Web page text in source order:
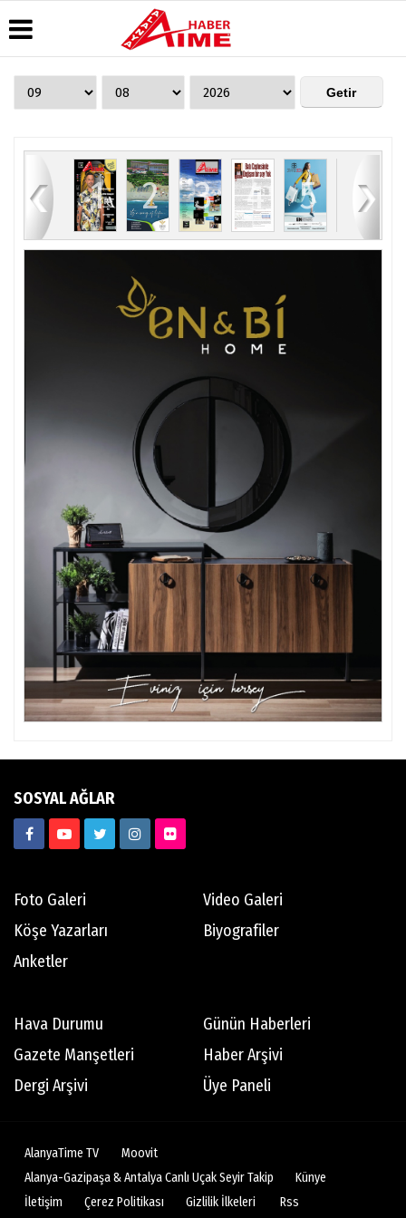
Üye Paneli
Arşivi
Dergi
Arşivi
Günün
Haberleri
Hava
Gazete
Manşetleri
Anketler
Biyografiler
Köşe
Video
Galeri
Foto
Galeri
AlanyaTime
Moovit
Alanya-
Gazipaşa
& Antalya
Canlı Uçak
Seyir
84 1 2 3 4 5 6
SOSYAL AĞLAR
Foto Galeri
Video Galeri
Köşe Yazarları
Biyografiler
Anketler
Hava Durumu
Günün Haberleri
Gazete Manşetleri
Haber Arşivi
Dergi Arşivi
Üye Paneli
AlanyaTime TV
Moovit
Alanya-Gazipaşa & Antalya Canlı Uçak Seyir Takip
Künye
İletişim
Çerez Politikası Gizlilik İlkeleri Rss